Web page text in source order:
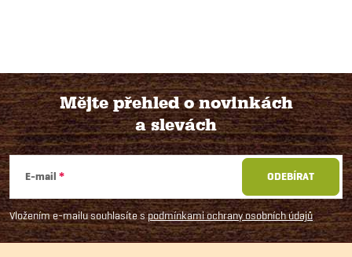
Z
á
p
Mějte přehled o novinkách
a slevách
E-mail
Vložením e-mailu souhlasíte spodmínkami ochrany osobních údajů
ODEBÍRAT